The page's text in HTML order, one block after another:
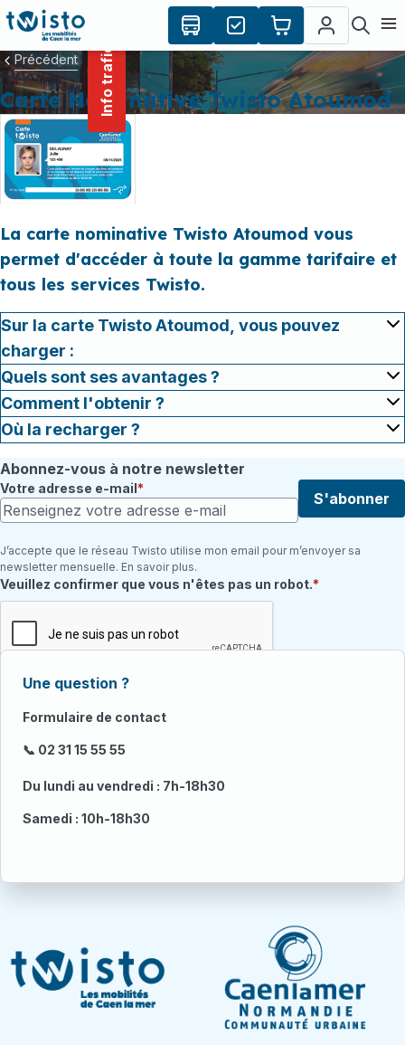
principal
Info trafic
Précédent
Carte Nominative Twisto Atoumod
La carte nominative Twisto Atoumod vous
permet d'accéder à toute la gamme tarifaire et
tous les services Twisto.
Sur la carte Twisto Atoumod, vous pouvez
charger :
Quels sont ses avantages ?
Comment l'obtenir ?
Où la recharger ?
Abonnez-vous à notre newsletter
Votre adresse e-mail
S'abonner
J’accepte que le réseau Twisto utilise mon email pour m’envoyer sa
newsletter mensuelle. En savoir plus.
Champ requis
Veuillez confirmer que vous n'êtes pas un robot.
Une question ?
Formulaire de contact
📞 02 31 15 55 55
Du lundi au vendredi : 7h-18h30
Samedi : 10h-18h30
Panneau de gestion des cookies